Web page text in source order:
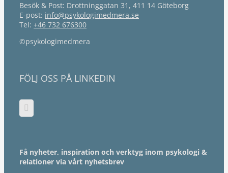
Besök & Post: Drottninggatan 31, 411 14 Göteborg
E-post: info@psykologimedmera.se
Tel: +46 732 676300
©psykologimedmera
FÖLJ OSS PÅ LINKEDIN
Få nyheter, inspiration och verktyg inom psykologi &
relationer via vårt nyhetsbrev